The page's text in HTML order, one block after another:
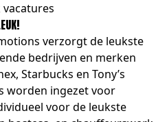
verzorgt de leukste
bedrijven en merken
Starbucks en Tony’s
worden ingezet voor
voor de leukste